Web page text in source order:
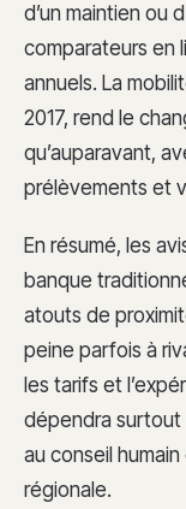
d’un maintien ou
comparateurs en
annuels. La
2017, rend le
qu’auparavant,
prélèvements et
En résumé, les
banque
atouts de
peine parfois à
les tarifs et
dépendra surtout
au conseil
régionale.